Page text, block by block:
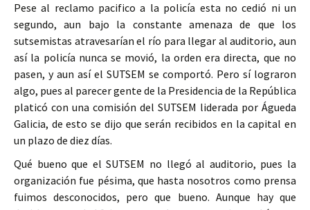
Pese al reclamo pacifico a la policía esta no cedió ni un
segundo, aun bajo la constante amenaza de que los
sutsemistas atravesarían el río para llegar al auditorio, aun
así la policía nunca se movió, la orden era directa, que no
pasen, y aun así el SUTSEM se comportó. Pero sí lograron
algo, pues al parecer gente de la Presidencia de la República
platicó con una comisión del SUTSEM liderada por Águeda
Galicia, de esto se dijo que serán recibidos en la capital en
un plazo de diez días.
Qué bueno que el SUTSEM no llegó al auditorio, pues la
organización fue pésima, que hasta nosotros como prensa
fuimos desconocidos, pero que bueno. Aunque hay que